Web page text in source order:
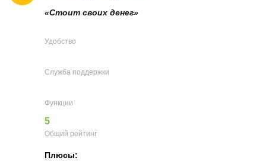
«Стоит своих денег»
Удобство
Служба поддержки
Функции
5
Общий рейтинг
Плюсы: